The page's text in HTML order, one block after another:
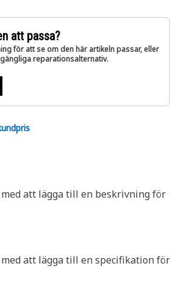
att passa?
för att se om den här artikeln passar, eller
reparationsalternativ.
att lägga till en beskrivning för
att lägga till en specifikation för